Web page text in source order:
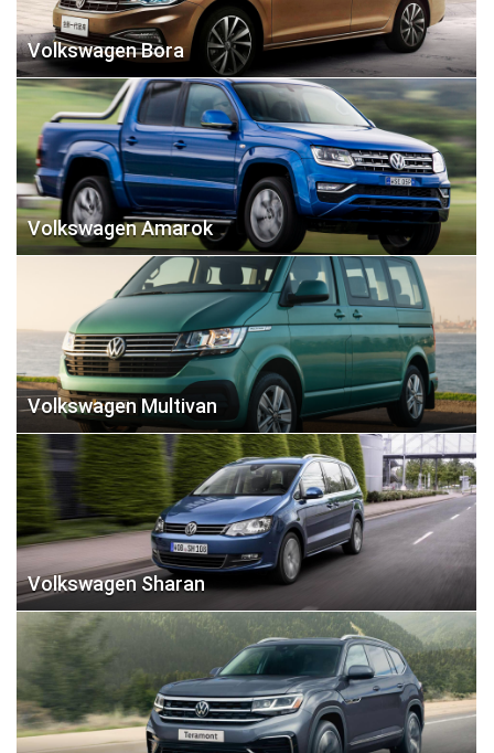
Volkswagen Bora
Volkswagen Amarok
Volkswagen Multivan
Volkswagen Sharan